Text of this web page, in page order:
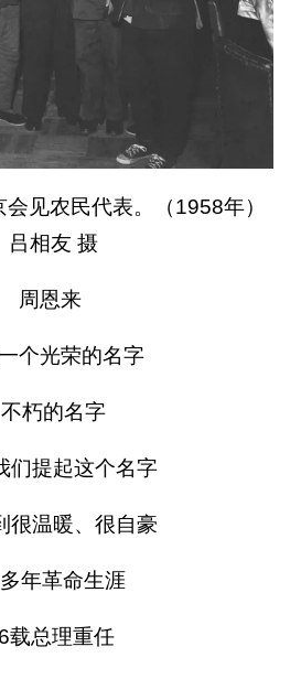
见农民代表。（1958年）
吕相友 摄
周恩来
个光荣的名字
不朽的名字
们提起这个名字
很温暖、很自豪
年革命生涯
载总理重任